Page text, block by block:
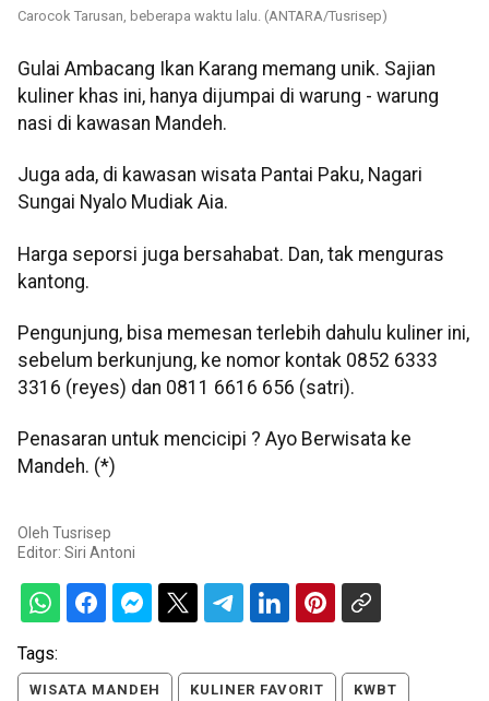
Carocok Tarusan, beberapa waktu lalu. (ANTARA/Tusrisep)
Gulai Ambacang Ikan Karang memang unik. Sajian
kuliner khas ini, hanya dijumpai di warung - warung
nasi di kawasan Mandeh.
Juga ada, di kawasan wisata Pantai Paku, Nagari
Sungai Nyalo Mudiak Aia.
Harga seporsi juga bersahabat. Dan, tak menguras
kantong.
Pengunjung, bisa memesan terlebih dahulu kuliner ini,
sebelum berkunjung, ke nomor kontak 0852 6333
3316 (reyes) dan 0811 6616 656 (satri).
Penasaran untuk mencicipi ? Ayo Berwisata ke
Mandeh. (*)
Oleh Tusrisep
Editor: Siri Antoni
Tags:
WISATA MANDEH KULINER FAVORIT KWBT